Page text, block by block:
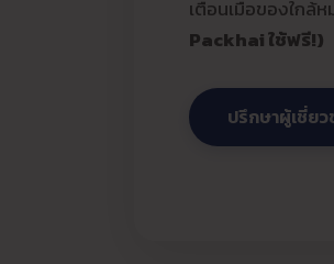
เตือนเมื่อของใกล้
Packhai ใช้ฟรี!)
ปรึกษาผู้เชี่ยว